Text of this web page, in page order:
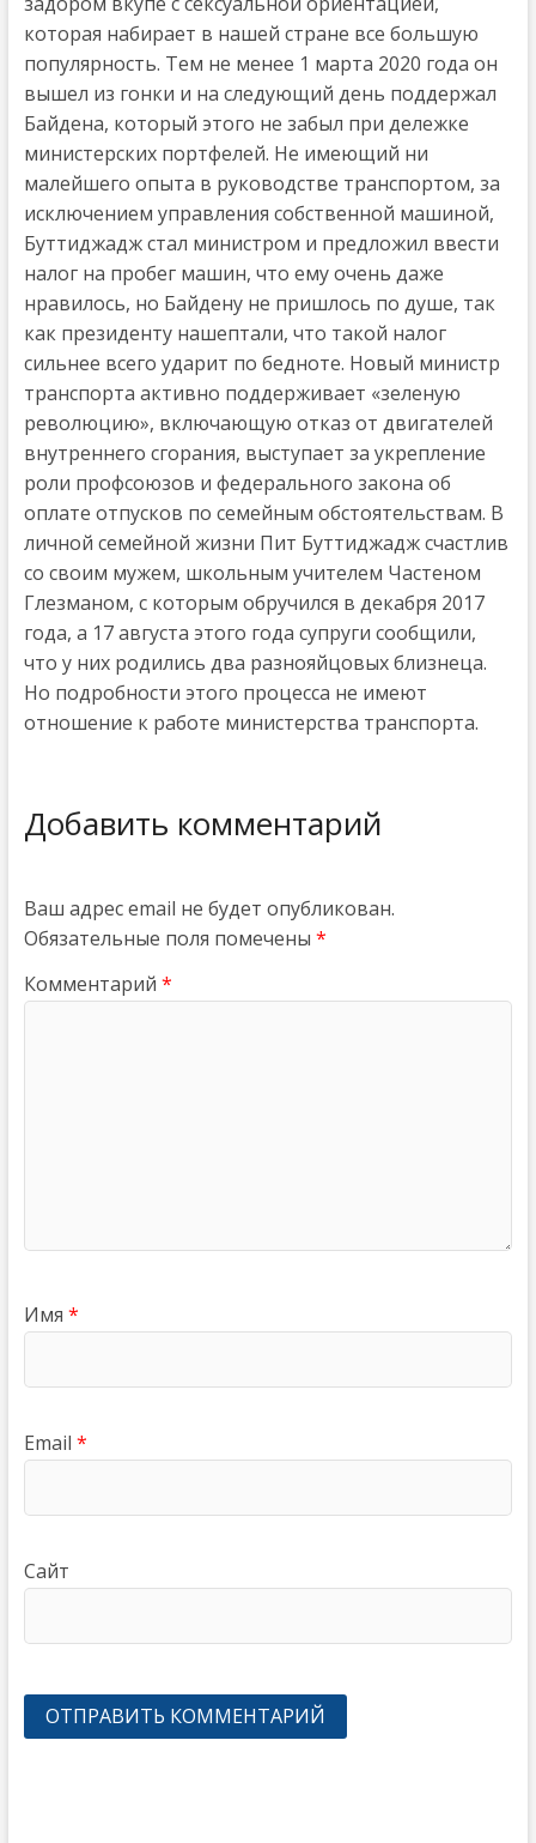
которая набирает в нашей стране все большую
популярность. Тем не менее 1 марта 2020 года он
вышел из гонки и на следующий день поддержал
Байдена, который этого не забыл при дележке
министерских портфелей. Не имеющий ни
малейшего опыта в руководстве транспортом, за
исключением управления собственной машиной,
Буттиджадж стал министром и предложил ввести
налог на пробег машин, что ему очень даже
нравилось, но Байдену не пришлось по душе, так
как президенту нашептали, что такой налог
сильнее всего ударит по бедноте. Новый министр
транспорта активно поддерживает «зеленую
революцию», включающую отказ от двигателей
внутреннего сгорания, выступает за укрепление
роли профсоюзов и федерального закона об
оплате отпусков по семейным обстоятельствам. В
личной семейной жизни Пит Буттиджадж счастлив
со своим мужем, школьным учителем Частеном
Глезманом, с которым обручился в декабря 2017
года, а 17 августа этого года супруги сообщили,
что у них родились два разнояйцовых близнеца.
Но подробности этого процесса не имеют
отношение к работе министерства транспорта.
Добавить комментарий
Ваш адрес email не будет опубликован.
Обязательные поля помечены *
Комментарий *
Имя *
Email *
Сайт